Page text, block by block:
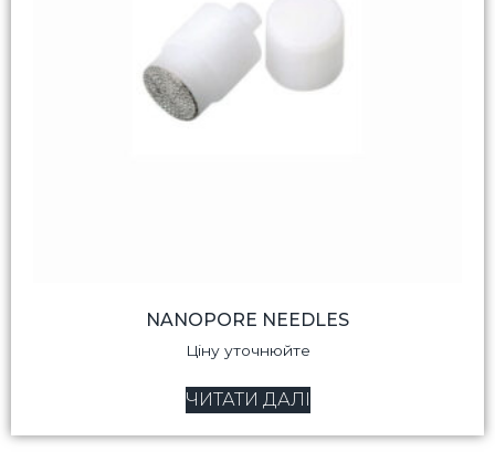
NANOPORE NEEDLES
Ціну уточнюйте
ЧИТАТИ ДАЛІ